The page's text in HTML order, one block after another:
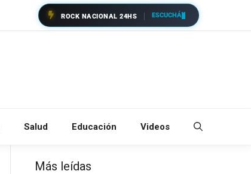
ROCK NACIONAL 24HS ESCUCHÁ
Salud Educación Videos
Más leídas